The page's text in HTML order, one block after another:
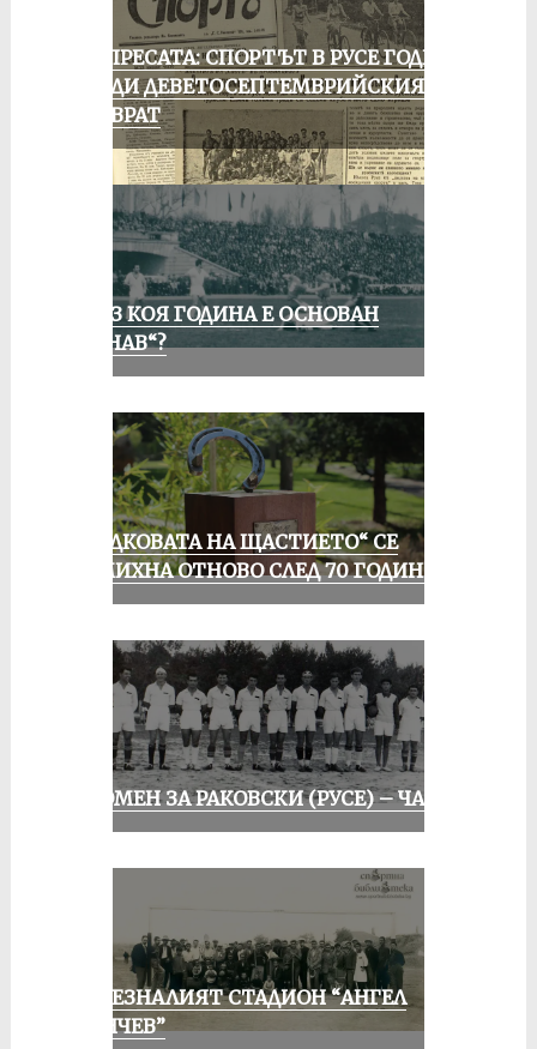
ОТ ПРЕСАТА: СПОРТЪТ В РУСЕ ГОДИНА
ПРЕДИ ДЕВЕТОСЕПТЕМВРИЙСКИЯ
ПРЕВРАТ
ПРЕЗ КОЯ ГОДИНА Е ОСНОВАН
„ДУНАВ“?
„ПОДКОВАТА НА ЩАСТИЕТО“ СЕ
УСМИХНА ОТНОВО СЛЕД 70 ГОДИНИ
СПОМЕН ЗА РАКОВСКИ (РУСЕ) – ЧАСТ I
ИЗЧЕЗНАЛИЯТ СТАДИОН “АНГЕЛ
КЪНЧЕВ”